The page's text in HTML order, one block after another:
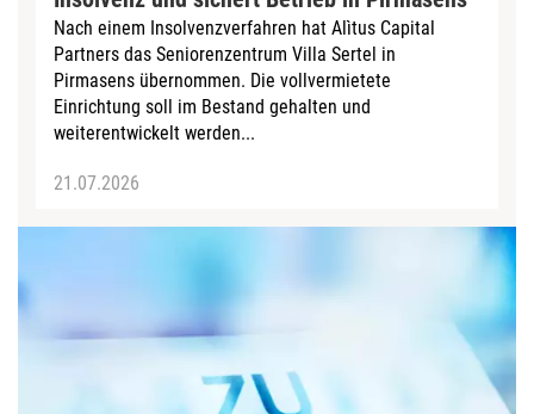
Nach einem Insolvenzverfahren hat Alìtus Capital
Partners das Seniorenzentrum Villa Sertel in
Pirmasens übernommen. Die vollvermietete
Einrichtung soll im Bestand gehalten und
weiterentwickelt werden...
21.07.2026